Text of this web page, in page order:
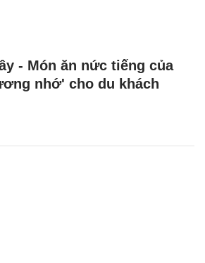
- Món ăn nức tiếng của
nhớ' cho du khách